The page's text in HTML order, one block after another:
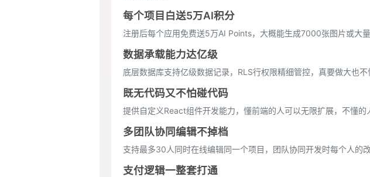
每个项目白送5万AI积分
注册后每个应用免费送5万AI Points，大概能生成7000张图片或大
数据承载能力达亿级
底层数据库支持亿级数据记录，RLS行权限精细管控，真要做大也不
既无代码又不怕碰代码
提供自定义React组件开发能力，懂前端的人可以无限扩展，不懂的
多团队协同编辑不掉档
支持最多30人同时在线编辑同一个项目，团队协同开发时每个人的改
支付逻辑一整套打通